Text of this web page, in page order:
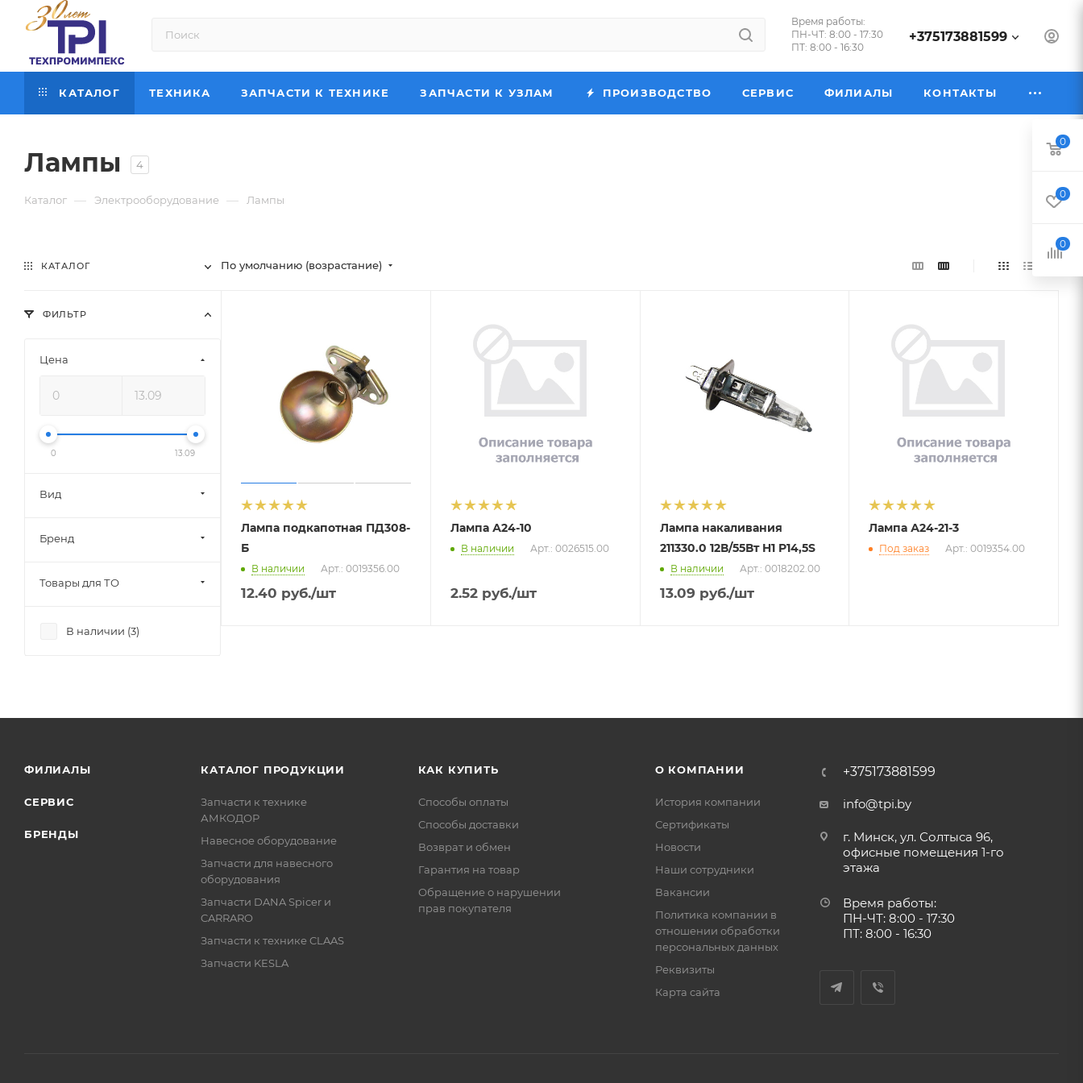
Время работы:
ПН-ЧТ: 8:00 - 17:30
ПТ: 8:00 - 16:30
+375173881599
КАТАЛОГ ТЕХНИКА ЗАПЧАСТИ К ТЕХНИКЕ ЗАПЧАСТИ К УЗЛАМ ПРОИЗВОДСТВО СЕРВИС ФИЛИАЛЫ КОНТАКТЫ
Лампы 4
Каталог — Электрооборудование — Лампы
По умолчанию (возрастание)
Лампа подкапотная ПД308-
Б
В наличии Арт.: 0019356.00
12.40 руб./шт
Лампа А24-10
В наличии Арт.: 0026515.00
2.52руб./шт
Лампа накаливания
211330.0 12В/55Вт H1 P14,5S
В наличии Арт.: 0018202.00
13.09 руб./шт
Лампа А24-21-3
Под заказ Арт.: 0019354.00
КАТАЛОГ
ФИЛЬТР
Цена
0 13.09
Вид
Бренд
Товары для ТО
В наличии (3)
ФИЛИАЛЫ
СЕРВИС
БРЕНДЫ
КАТАЛОГ ПРОДУКЦИИ
Запчасти к технике
АМКОДОР
Навесное оборудование
Запчасти для навесного
оборудования
Запчасти DANA Spicer и
CARRARO
Запчасти к технике CLAAS
Запчасти KESLA
КАК КУПИТЬ
Способы оплаты
Способы доставки
Возврат и обмен
Гарантия на товар
Обращение о нарушении
прав покупателя
О КОМПАНИИ
История компании
Сертификаты
Новости
Наши сотрудники
Вакансии
Политика компании в
отношении обработки
персональных данных
Реквизиты
Карта сайта
+375173881599
info@tpi.by
г. Минск, ул. Солтыса 96,
офисные помещения 1-го
этажа
Время работы:
ПН-ЧТ: 8:00 - 17:30
ПТ: 8:00 - 16:30
0
0
0